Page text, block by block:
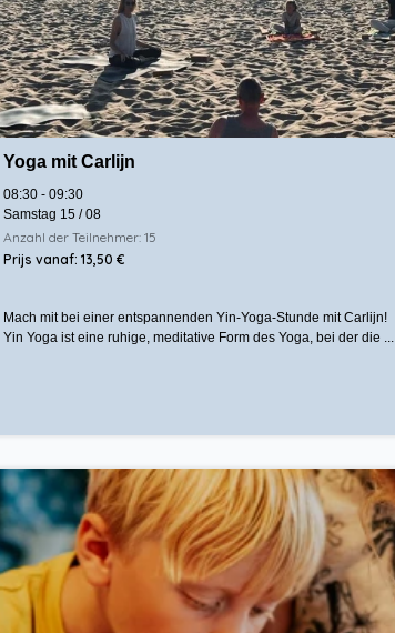
Yoga mit Carlijn
08:30 - 09:30
Samstag 15 / 08
Anzahl der Teilnehmer: 15
Prijs vanaf: 13,50 €
Mach mit bei einer entspannenden Yin-Yoga-Stunde mit Carlijn!
Yin Yoga ist eine ruhige, meditative Form des Yoga, bei der die ...